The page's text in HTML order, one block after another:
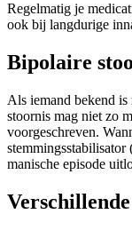
Regelmatig je
ook bij langdurige
Bipolaire
Als iemand bekend
stoornis mag niet zo
voorgeschreven.
manische episode